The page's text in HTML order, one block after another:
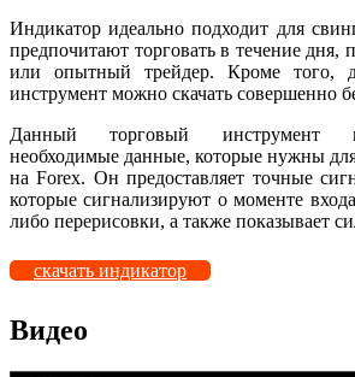
Индикатор идеально подходит для
предпочитают торговать в течение дня,
или опытный трейдер. Кроме того,
инструмент можно скачать совершенно
Данный торговый инструмент
необходимые данные, которые нужны
на Forex. Он предоставляет точные
которые сигнализируют о моменте
либо перерисовки, а также показывает
скачать индикатор
Видео